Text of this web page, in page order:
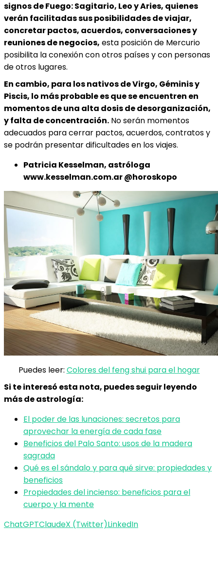
signos de Fuego: Sagitario, Leo y Aries, quienes
verán facilitadas sus posibilidades de viajar,
concretar pactos, acuerdos, conversaciones y
reuniones de negocios, esta posición de Mercurio
posibilita la conexión con otros países y con personas
de otros lugares.
En cambio, para los nativos de Virgo, Géminis y
Piscis, lo más probable es que se encuentren en
momentos de una alta dosis de desorganización,
y falta de concentración. No serán momentos
adecuados para cerrar pactos, acuerdos, contratos y
se podrán presentar dificultades en los viajes.
Patricia Kesselman, astróloga
www.kesselman.com.ar @horoskopo
Puedes leer: Colores del feng shui para el hogar
Si te interesó esta nota, puedes seguir leyendo
más de astrología:
El poder de las lunaciones: secretos para
aprovechar la energía de cada fase
Beneficios del Palo Santo: usos de la madera
sagrada
Qué es el sándalo y para qué sirve: propiedades y
beneficios
Propiedades del incienso: beneficios para el
cuerpo y la mente
ChatGPTClaudeX (Twitter)LinkedIn